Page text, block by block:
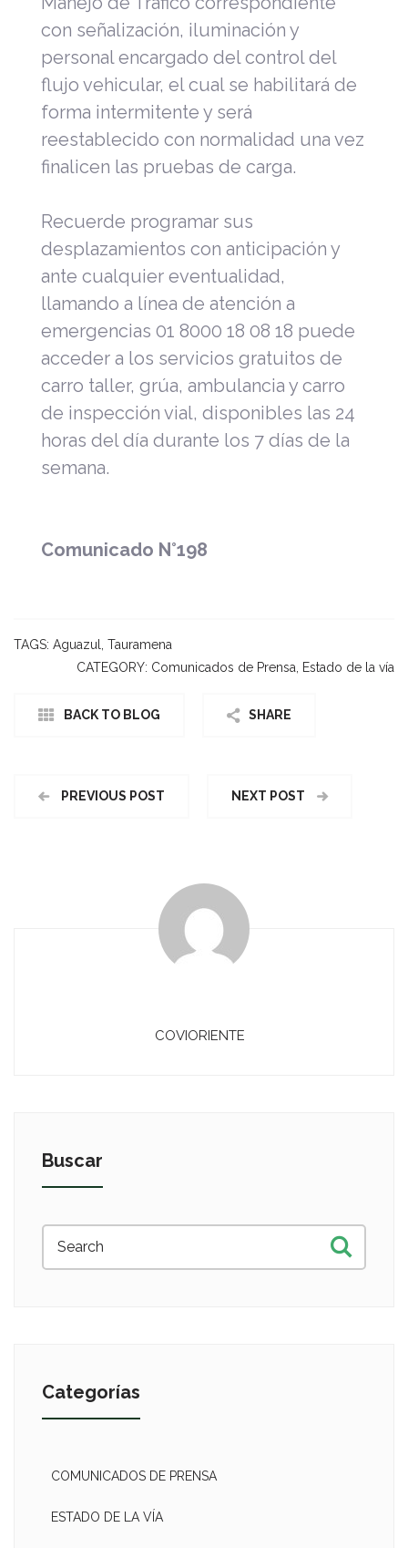
con señalización, iluminación y
personal encargado del control del
flujo vehicular, el cual se habilitará de
forma intermitente y será
reestablecido con normalidad una vez
finalicen las pruebas de carga.
Recuerde programar sus
desplazamientos con anticipación y
ante cualquier eventualidad,
llamando a línea de atención a
emergencias 01 8000 18 08 18 puede
acceder a los servicios gratuitos de
carro taller, grúa, ambulancia y carro
de inspección vial, disponibles las 24
horas del día durante los 7 días de la
semana.
Comunicado N°198
TAGS: Aguazul Tauramena
CATEGORY: Comunicados de Prensa Estado de la vía
BACK TO BLOG SHARE
PREVIOUS POST NEXT POST
COVIORIENTE
Buscar
Categorías
COMUNICADOS DE PRENSA
ESTADO DE LA VÍA